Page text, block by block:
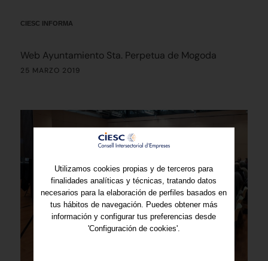
CIESC INFORMA
Web Ayuntamiento Sta. Perpetua de Mogoda
25 MARZO 2019
Utilizamos cookies propias y de terceros para
finalidades analíticas y técnicas, tratando datos
necesarios para la elaboración de perfiles basados en
tus hábitos de navegación. Puedes obtener más
información y configurar tus preferencias desde
'Configuración de cookies'.